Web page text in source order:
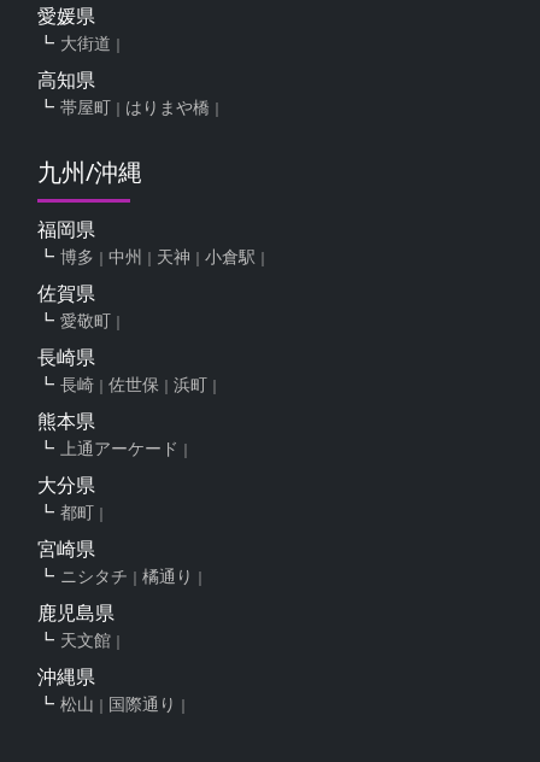
愛媛県
大街道
高知県
帯屋町 はりまや橋
九州/沖縄
福岡県
博多 中州 天神 小倉駅
佐賀県
愛敬町
長崎県
長崎 佐世保 浜町
熊本県
上通アーケード
大分県
都町
宮崎県
ニシタチ 橘通り
鹿児島県
天文館
沖縄県
松山 国際通り